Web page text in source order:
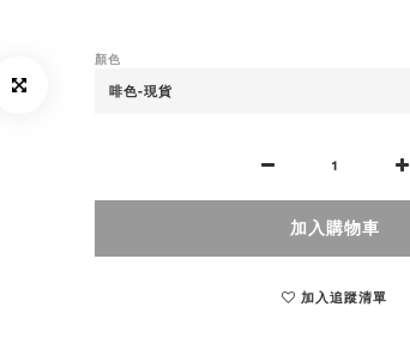
顏色
加入購物車
加入追蹤清單